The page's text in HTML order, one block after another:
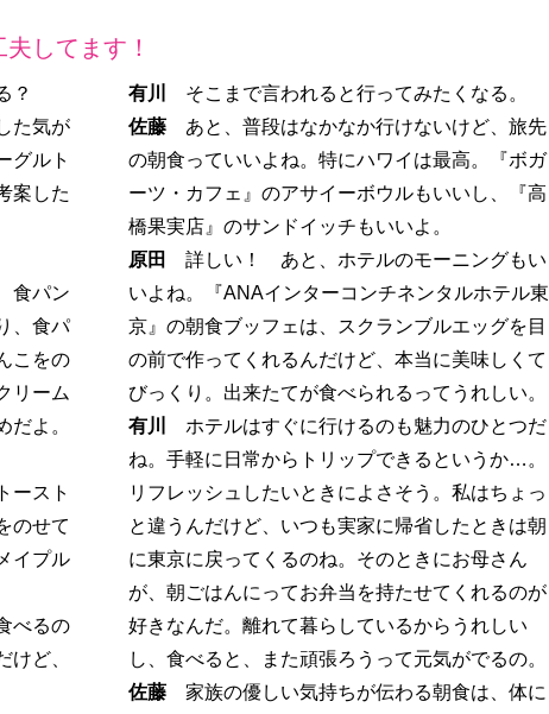
してます！
？
た気が
グルト
案した
食パン
、食パ
こをの
リーム
よ。
ースト
のせて
イプル
べるの
ど、
有川
そこまで言われると行ってみたくなる。
佐藤 あと、普段はなかなか行けないけど、旅先
の朝食っていいよね。特にハワイは最高。『ボガ
ーツ・カフェ』のアサイーボウルもいいし、『高
橋果実店』のサンドイッチもいいよ。
原田
詳しい！ あと、ホテルのモーニングもい
いよね。『ANAインターコンチネンタルホテル東
京』の朝食ブッフェは、スクランブルエッグを目
の前で作ってくれるんだけど、本当に美味しくて
びっくり。出来たてが食べられるってうれしい。
有川
ホテルはすぐに行けるのも魅力のひとつだ
ね。手軽に日常からトリップできるというか…。
リフレッシュしたいときによさそう。私はちょっ
と違うんだけど、いつも実家に帰省したときは朝
に東京に戻ってくるのね。そのときにお母さん
が、朝ごはんにってお弁当を持たせてくれるのが
好きなんだ。離れて暮らしているからうれしい
し、食べると、また頑張ろうって元気がでるの。
佐藤 家族の優しい気持ちが伝わる朝食は、体に